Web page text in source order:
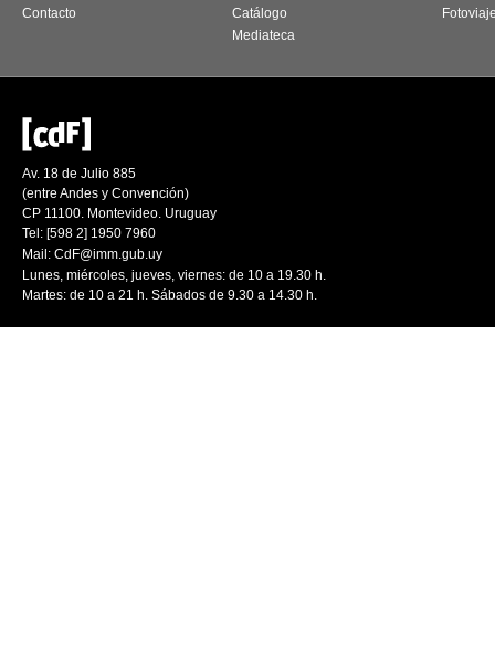
Contacto
Catálogo
Mediateca
Av. 18 de Julio 885
(entre Andes y Convención)
CP 11100. Montevideo. Uruguay
Tel: [598 2] 1950 7960
Mail: CdF@imm.gub.uy
Lunes, miércoles, jueves, viernes: de 10 a 19.30 h.
Martes: de 10 a 21 h. Sábados de 9.30 a 14.30 h.